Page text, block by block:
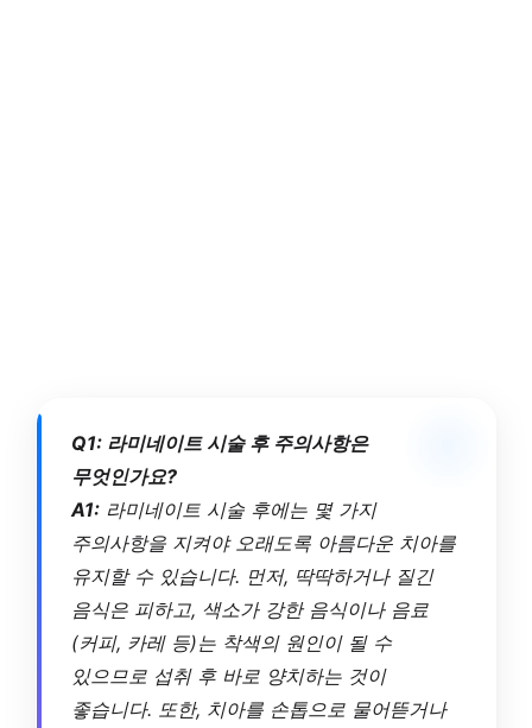
Q1: 라미네이트 시술 후 주의사항은
무엇인가요?
A1:라미네이트 시술 후에는 몇 가지
주의사항을 지켜야 오래도록 아름다운 치아를
유지할 수 있습니다. 먼저, 딱딱하거나 질긴
음식은 피하고, 색소가 강한 음식이나 음료
(커피, 카레 등)는 착색의 원인이 될 수
있으므로 섭취 후 바로 양치하는 것이
좋습니다. 또한, 치아를 손톱으로 물어뜯거나